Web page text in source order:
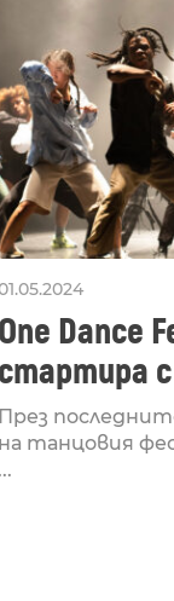
One Dance
стартира
Lucid,
рейв
През
на танцовия
...